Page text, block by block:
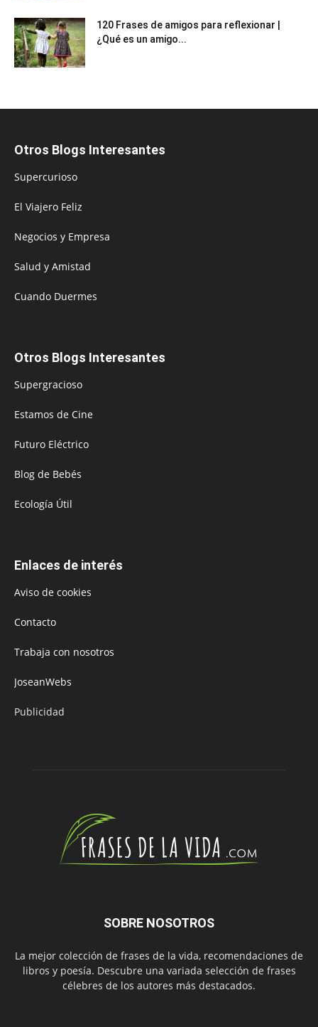
120 Frases de amigos para reflexionar |
¿Qué es un amigo...
Otros Blogs Interesantes
Supercurioso
El Viajero Feliz
Negocios y Empresa
Salud y Amistad
Cuando Duermes
Otros Blogs Interesantes
Supergracioso
Estamos de Cine
Futuro Eléctrico
Blog de Bebés
Ecología Útil
Enlaces de interés
Aviso de cookies
Contacto
Trabaja con nosotros
JoseanWebs
Publicidad
SOBRE NOSOTROS
La mejor colección de frases de la vida, recomendaciones de
libros y poesía. Descubre una variada selección de frases
célebres de los autores más destacados.